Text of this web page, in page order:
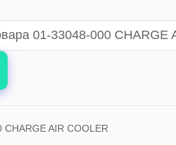
01-33048-000 CHARGE
AIR COOLER